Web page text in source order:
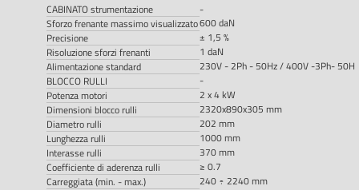
CABINATO strumentazione
-
Sforzo frenante massimo visualizzato600 daN
Precisione
± 1,5 %
Risoluzione sforzi frenanti
1 daN
Alimentazione standard
230V - 2Ph - 50Hz / 400V -3Ph- 50H
BLOCCO RULLI
-
Potenza motori
2 x 4 kW
Dimensioni blocco rulli
2320x890x305 mm
Diametro rulli
202 mm
Lunghezza rulli
1000 mm
Interasse rulli
370 mm
Coefficiente di aderenza rulli
≥ 0.7
Carreggiata (min. - max.)
240 ÷ 2240 mm